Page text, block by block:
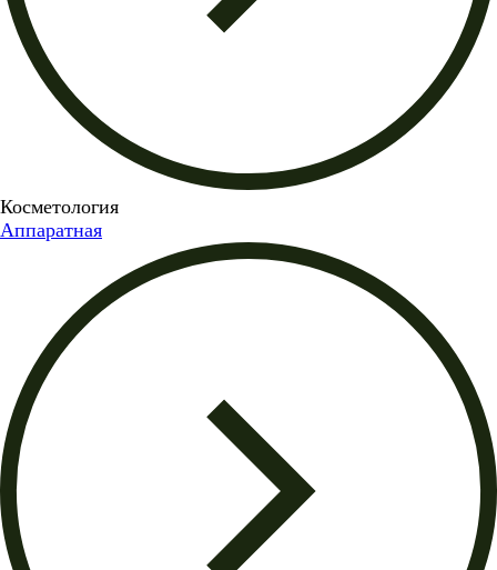
Косметология
Аппаратная